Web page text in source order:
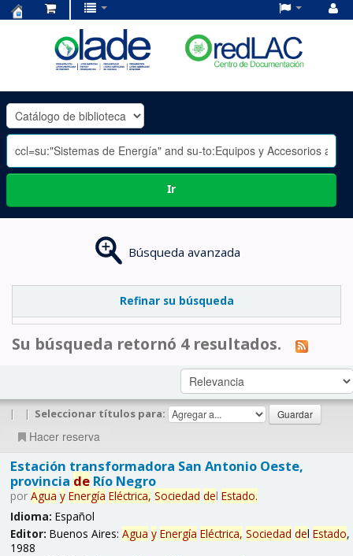
OLADE
-
Ir
Búsqueda avanzada
Refinar su búsqueda
Su búsqueda retornó 4 resultados.
| | Seleccionar títulos para:
Hacer reserva
Estación transformadora San Antonio Oeste,
provincia deRío Negro
por Agua y Energía Eléctrica, Sociedad del Estado.
Idioma: Español
Editor: Buenos Aires: Agua y Energía Eléctrica, Sociedad del Estado,
1988